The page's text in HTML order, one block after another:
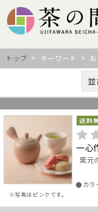
トップ > キーワード > お
※写真はピンクです。
一心
窯元
●カラ